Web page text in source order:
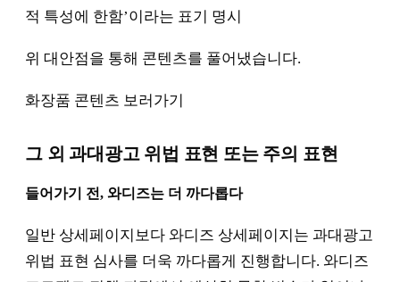
적 특성에 한함’이라는 표기 명시
위 대안점을 통해 콘텐츠를 풀어냈습니다.
화장품 콘텐츠 보러가기
그 외 과대광고 위법 표현 또는 주의 표현
들어가기 전, 와디즈는 더 까다롭다
일반 상세페이지보다 와디즈 상세페이지는 과대광고
위법 표현 심사를 더욱 까다롭게 진행합니다. 와디즈